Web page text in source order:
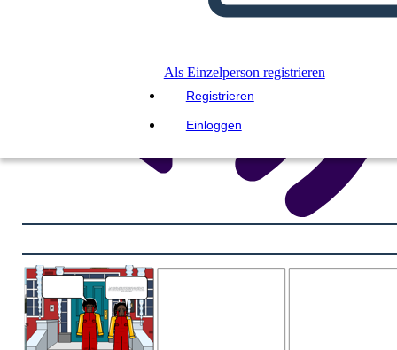
Als Einzelperson registrieren
Registrieren
Einloggen